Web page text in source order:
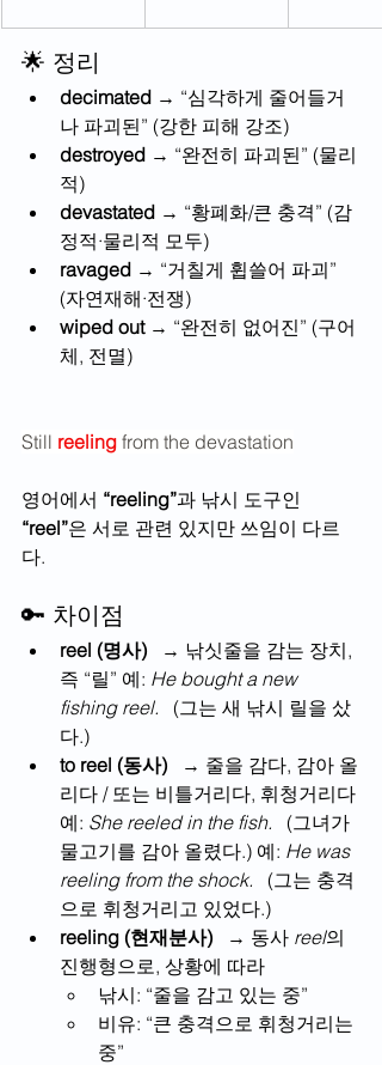
🌟 정리
decimated → “심각하게 줄어들거
나 파괴된” (강한 피해 강조)
destroyed → “완전히 파괴된” (물리
적)
devastated → “황폐화/큰 충격” (감
정적·물리적 모두)
ravaged → “거칠게 휩쓸어 파괴”
(자연재해·전쟁)
wiped out → “완전히 없어진” (구어
체, 전멸)
Still reeling from the devastation
영어에서 “reeling”과 낚시 도구인
“reel”은 서로 관련 있지만 쓰임이 다르
다.
🔑 차이점
reel (명사) → 낚싯줄을 감는 장치,
즉 “릴” 예: He bought a new
fishing reel. (그는 새 낚시 릴을 샀
다.)
to reel (동사) → 줄을 감다, 감아 올
리다 / 또는 비틀거리다, 휘청거리다
예: She reeled in the fish. (그녀가
물고기를 감아 올렸다.) 예: He was
reeling from the shock. (그는 충격
으로 휘청거리고 있었다.)
reeling (현재분사) → 동사 reel의
진행형으로, 상황에 따라
낚시: “줄을 감고 있는 중”
비유: “큰 충격으로 휘청거리는
중”